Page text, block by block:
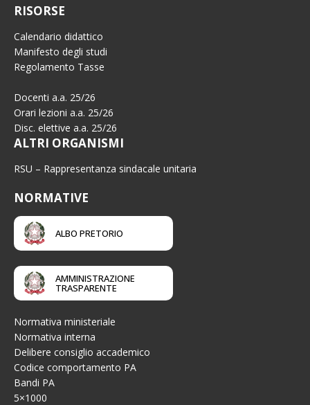
RISORSE
Calendario didattico
Manifesto degli studi
Regolamento Tasse
Docenti a.a. 25/26
Orari lezioni a.a. 25/26
Disc. elettive a.a. 25/26
ALTRI ORGANISMI
RSU – Rappresentanza sindacale unitaria
NORMATIVE
ALBO PRETORIO
AMMINISTRAZIONE
TRASPARENTE
Normativa ministeriale
Normativa interna
Delibere consiglio accademico
Codice comportamento PA
Bandi PA
5×1000